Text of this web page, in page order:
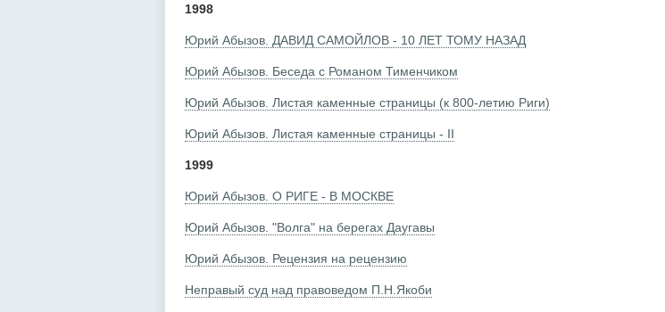
1998
Юрий Абызов. ДАВИД САМОЙЛОВ - 10 ЛЕТ ТОМУ НАЗАД
Юрий Абызов. Беседа с Романом Тименчиком
Юрий Абызов. Листая каменные страницы (к 800-летию Риги)
Юрий Абызов. Листая каменные страницы - II
1999
Юрий Абызов. О РИГЕ - В МОСКВЕ
Юрий Абызов. "Волга" на берегах Даугавы
Юрий Абызов. Рецензия на рецензию
Неправый суд над правоведом П.Н.Якоби